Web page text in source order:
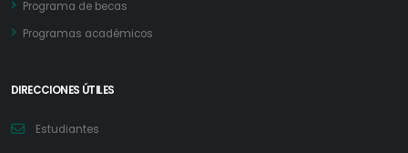
Programa de becas
Programas académicos
DIRECCIONES ÚTILES
Estudiantes